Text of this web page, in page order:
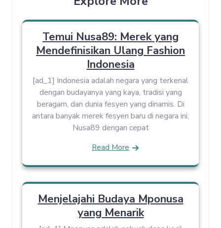
Temui Nusa89: Merek yang
Mendefinisikan Ulang Fashion
Indonesia
[ad_1] Indonesia adalah negara yang terkenal
dengan budayanya yang kaya, tradisi yang
beragam, dan dunia fesyen yang dinamis. Di
antara banyak merek fesyen baru di negara ini,
Nusa89 dengan cepat
Read More
Menjelajahi Budaya Mponusa
yang Menarik